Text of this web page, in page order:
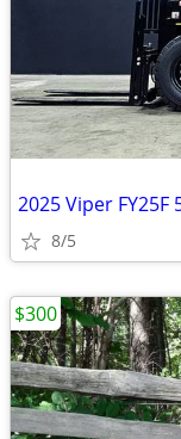
2025 Viper
8/5
$300